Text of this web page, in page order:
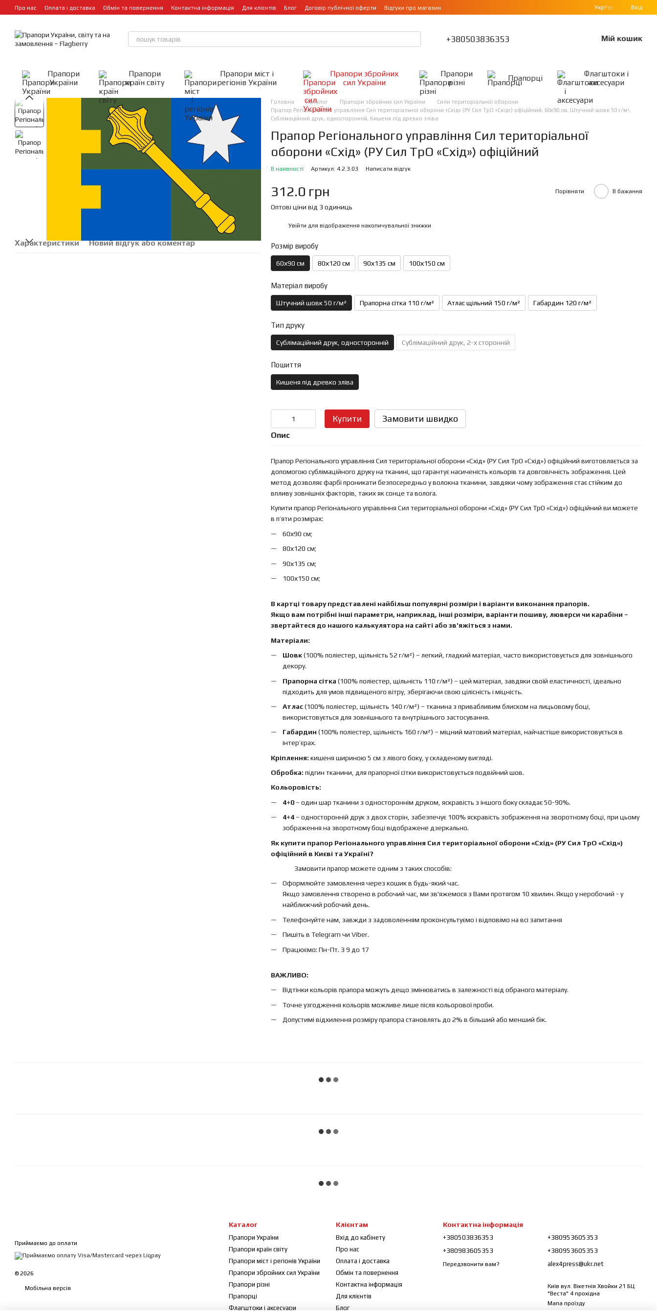
Перейти до основного контенту
Про нас Оплата і доставка Обмін та повернення Контактна інформація Для клієнтів Блог Договір публічної оферти Відгуки про магазин УкрРус Вхід
+380503836353 Мій кошик
Прапори
України
Прапори
країн світу
Прапори міст і
регіонів України
Прапори збройних
сил України
Прапори
різні
Прапорці
Флагштоки і
аксесуари
Характеристики Новий відгук або коментар
Головна Каталог Прапори збройних сил України
Сили територіальної оборони
Прапор Регіонального управління Сил територіальної оборони «Схід» (РУ Сил ТрО «Схід») офіційний, 60х90 см, Штучний шовк 50 г/м²,
Сублімаційний друк, односторонній, Кишеня під древко зліва
Прапор Регіонального управління Сил територіальної
оборони «Схід» (РУ Сил ТрО «Схід») офіційний
В наявності Артикул: 4.2.3.03 Написати відгук
312.0 грн Порівняти В бажання
Оптові ціни від 3 одиниць
Увійти для відображення накопичувальної знижки
Розмір виробу
60х90 см 80х120 см 90х135 см 100х150 см
Матеріал виробу
Штучний шовк 50 г/м² Прапорна сітка 110 г/м² Атлас щільний 150 г/м² Габардин 120 г/м²
Тип друку
Сублімаційний друк, односторонній Сублімаційний друк, 2-х сторонній
Пошиття
Кишеня під древко зліва
Купити Замовити швидко
Опис
Прапор Регіонального управління Сил територіальної оборони «Схід» (РУ Сил ТрО «Схід») офіційний виготовляється за
допомогою сублімаційного друку на тканині, що гарантує насиченість кольорів та довговічність зображення. Цей
метод дозволяє фарбі проникати безпосередньо у волокна тканини, завдяки чому зображення стає стійким до
впливу зовнішніх факторів, таких як сонце та волога.
Купити прапор Регіонального управління Сил територіальної оборони «Схід» (РУ Сил ТрО «Схід») офіційний ви можете
в п’яти розмірах:
60х90 см;
80х120 см;
90х135 см;
100х150 см;
В картці товару представлені найбільш популярні розміри і варіанти виконання прапорів.
Якщо вам потрібні інші параметри, наприклад, інші розміри, варіанти пошиву, люверси чи карабіни –
звертайтеся до нашого калькулятора на сайті або зв'яжіться з нами.
Матеріали:
Шовк(100% поліестер, щільність 52 г/м²) – легкий, гладкий матеріал, часто використовується для зовнішнього
декору.
Прапорна сітка (100% поліестер, щільність 110 г/м²) – цей матеріал, завдяки своїй еластичності, ідеально
підходить для умов підвищеного вітру, зберігаючи свою цілісність і міцність.
Атлас(100% поліестер, щільність 140 г/м²) – тканина з привабливим блиском на лицьовому боці,
використовується для зовнішнього та внутрішнього застосування.
Габардин (100% поліестер, щільність 160 г/м²) – міцний матовий матеріал, найчастіше використовується в
інтер’єрах.
Кріплення: кишеня шириною 5 см з лівого боку, у складеному вигляді.
Обробка: підгин тканини, для прапорної сітки використовується подвійний шов.
Кольоровість:
4+0– один шар тканини з одностороннім друком, яскравість з іншого боку складає 50-90%.
4+4– односторонній друк з двох сторін, забезпечує 100% яскравість зображення на зворотному боці, при цьому
зображення на зворотному боці відображене дзеркально.
Як купити прапор Регіонального управління Сил територіальної оборони «Схід» (РУ Сил ТрО «Схід»)
офіційний в Києві та Україні?
Замовити прапор можете одним з таких способів:
Оформлюйте замовлення через кошик в будь-який час.
Якщо замовлення створено в робочий час, ми зв'яжемося з Вами протягом 10 хвилин. Якщо у неробочий - у
найближчий робочий день.
Телефонуйте нам, завжди з задоволенням проконсультуємо і відповімо на всі запитання
Пишіть в Telegram чи Viber.
Працюємо: Пн-Пт. З 9 до 17
ВАЖЛИВО:
Відтінки кольорів прапора можуть дещо змінюватись в залежності від обраного матеріалу.
Точне узгодження кольорів можливе лише після кольорової проби.
Допустимі відхилення розміру прапора становлять до 2% в більший або менший бік.
Приймаємо до оплати
© 2026
Мобільна версія
Каталог
Прапори України
Прапори країн світу
Прапори міст і регіонів України
Прапори збройних сил України
Прапори різні
Прапорці
Флагштоки і аксесуари
Клієнтам
Вхід до кабінету
Про нас
Оплата і доставка
Обмін та повернення
Контактна інформація
Для клієнтів
Блог
Контактна інформація
+380503836353
+380983605353
Передзвонити вам?
+380953605353
+380953605353
alex4press@ukr.net
Київ вул. Вікетнія Хвойки 21 БЦ
"Веста" 4 прохідна
Мапа проїзду